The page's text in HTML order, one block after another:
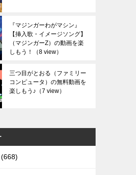
『マジンガーわがマシン』
【挿入歌・イメージソング】
（マジンガーZ）の動画を楽
しもう！
（8 view）
三つ目がとおる（ファミリー
コンピュータ）の無料動画を
楽しもう♪ （7 view）